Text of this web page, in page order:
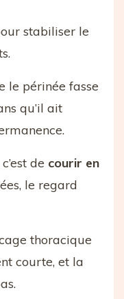
stabiliser le
le périnée fasse
qu’il ait
de courir en
le regard
thoracique
courte, et la